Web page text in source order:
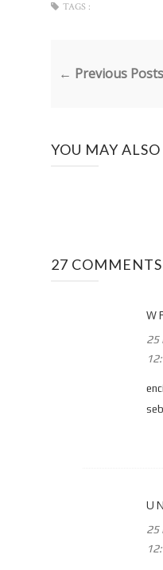
TAGS :
← Previous Posts
YOU MAY
27 COMMENTS
25
25